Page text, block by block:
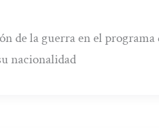
de la guerra en el
nacionalidad